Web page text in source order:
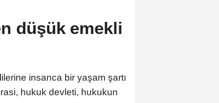
düşük emekli
insanca bir yaşam şartı
hukuk devleti, hukukun